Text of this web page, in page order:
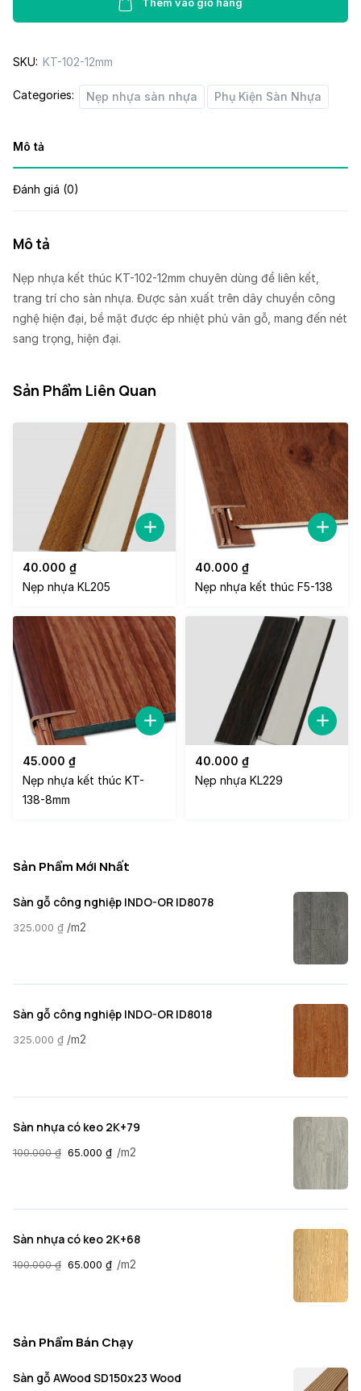
KT-
12mm
Thêm vào giỏ hàng
SKU: KT-102-12mm
Categories: Nẹp nhựa sàn nhựa Phụ Kiện Sàn Nhựa
Mô tả
Đánh giá (0)
Mô tả
Nẹp nhựa kết thúc KT-102-12mm chuyên dùng để liên kết,
trang trí cho sàn nhựa. Được sản xuất trên dây chuyền công
nghệ hiện đại, bề mặt được ép nhiệt phủ vân gỗ, mang đến nét
sang trọng, hiện đại.
Sản Phẩm Liên Quan
40.000 ₫
Nẹp nhựa KL205
40.000 ₫
Nẹp nhựa kết thúc F5-138
45.000 ₫
Nẹp nhựa kết thúc KT-
138-8mm
40.000 ₫
Nẹp nhựa KL229
Sản Phẩm Mới Nhất
Sàn gỗ công nghiệp INDO-OR ID8078
325.000 ₫ /m2
Sàn gỗ công nghiệp INDO-OR ID8018
325.000 ₫ /m2
Sàn nhựa có keo 2K+79
100.000₫ 65.000 ₫ /m2
Sàn nhựa có keo 2K+68
100.000₫ 65.000 ₫ /m2
Sản Phẩm Bán Chạy
Sàn gỗ AWood SD150x23 Wood